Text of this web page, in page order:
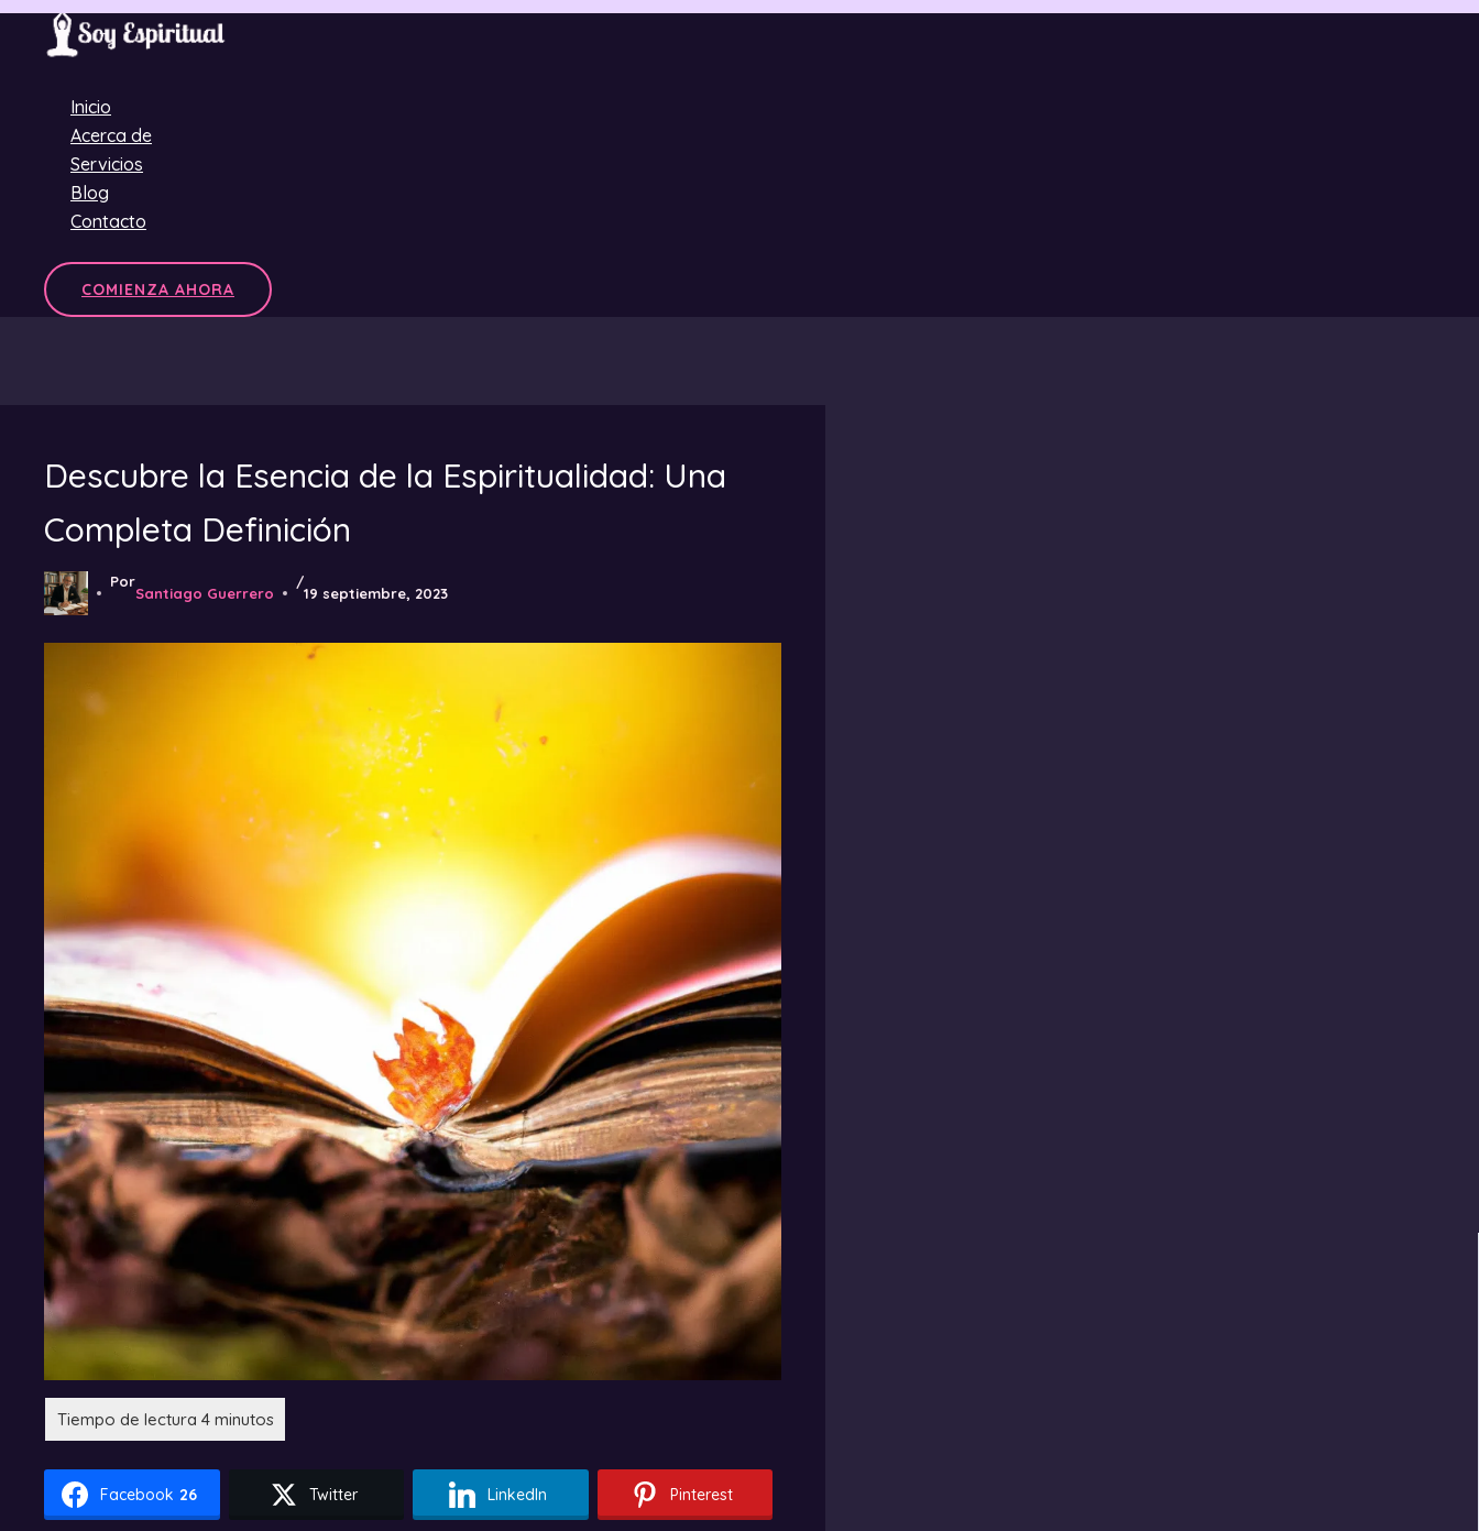
Ir
Inicio
Acerca de
Servicios
Blog
Contacto
COMIENZA AHORA
Descubre la Esencia de la Espiritualidad: Una
Completa Definición
Por
Santiago Guerrero
/
19 septiembre, 2023
Facebook 26 Twitter LinkedIn Pinterest